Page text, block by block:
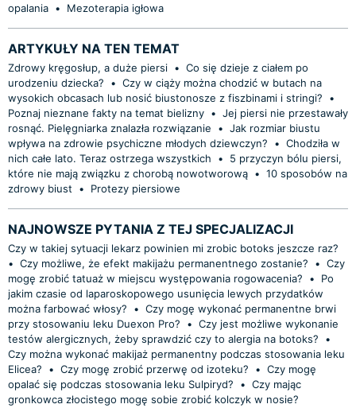
opalania • Mezoterapia igłowa
ARTYKUŁY NA TEN TEMAT
Zdrowy kręgosłup, a duże piersi • Co się dzieje z ciałem po
urodzeniu dziecka?
• Czy w ciąży można chodzić w butach na
wysokich obcasach lub nosić biustonosze z fiszbinami i stringi?
•
Poznaj nieznane fakty na temat bielizny • Jej piersi nie przestawały
rosnąć. Pielęgniarka znalazła rozwiązanie
• Jak rozmiar biustu
wpływa na zdrowie psychiczne młodych dziewczyn?
• Chodziła w
nich całe lato. Teraz ostrzega wszystkich
•
5 przyczyn bólu piersi,
które nie mają związku z chorobą nowotworową • 10 sposobów na
zdrowy biust
• Protezy piersiowe
NAJNOWSZE PYTANIA Z TEJ SPECJALIZACJI
Czy w takiej sytuacji lekarz powinien mi zrobic botoks jeszcze raz?
• Czy możliwe, że efekt makijażu permanentnego zostanie? • Czy
mogę zrobić tatuaż w miejscu występowania rogowacenia?
•
Po
jakim czasie od laparoskopowego usunięcia lewych przydatków
można farbować włosy?
• Czy mogę wykonać permanentne brwi
przy stosowaniu leku Duexon Pro?
• Czy jest możliwe wykonanie
testów alergicznych, żeby sprawdzić czy to alergia na botoks?
•
Czy można wykonać makijaż permanentny podczas stosowania leku
Elicea?
• Czy mogę zrobić przerwę od izoteku? • Czy mogę
opalać się podczas stosowania leku Sulpiryd?
• Czy mając
gronkowca złocistego mogę sobie zrobić kolczyk w nosie?